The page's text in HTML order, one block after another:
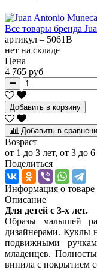
Все товары бренда
артикул – 5061B
нет на складе
Цена
4 765 руб
Добавить в корзину
Добавить в
Возраст
от 1 до 3 лет, от 3 до
Поделиться
Информация о товаре
Описание
Для детей с 3-х лет.
Образы малышей
дизайнерами. Куклы
подвижными
младенцев.
винила с покрытием